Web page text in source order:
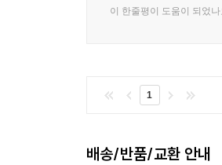
이 한줄평이 도움이 되었나
1
배송/반품/교환 안내